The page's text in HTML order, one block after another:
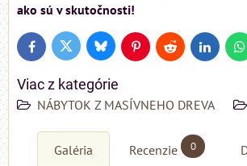
ako sú v skutočnosti!
FacebookTwitter BlueskyPinterestReddit LinkedIn
Viac z kategórie
NÁBYTOK Z MASÍVNEHO DREVA
Galéria Recenzie 0